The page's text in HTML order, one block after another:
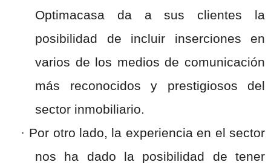
Optimacasa da a sus clientes la
posibilidad de incluir inserciones en
varios de los medios de comunicación
más reconocidos y prestigiosos del
sector inmobiliario.
· Por otro lado, la experiencia en el sector
nos ha dado la posibilidad de tener